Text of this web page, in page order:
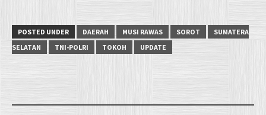
POSTED UNDER DAERAH MUSI RAWAS SOROT
SUMATERA
SELATAN
TNI-POLRI TOKOH UPDATE